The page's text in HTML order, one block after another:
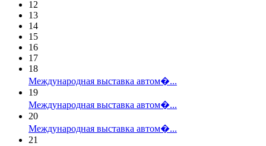
12
13
14
15
16
17
18
Международная выставка автом�...
19
Международная выставка автом�...
20
Международная выставка автом�...
21